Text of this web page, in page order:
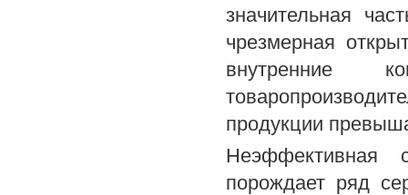
значительная
чрезмерная
внутренние
продукции
Неэффективная
порождает ряд